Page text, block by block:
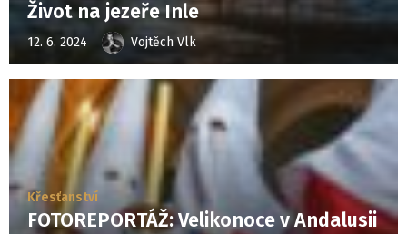
Život na jezeře Inle
12. 6. 2024 Vojtěch Vlk
Křesťanství
FOTOREPORTÁŽ: Velikonoce v Andalusii